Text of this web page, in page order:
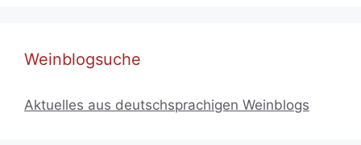
Weinblogsuche
Aktuelles aus deutschsprachigen Weinblogs